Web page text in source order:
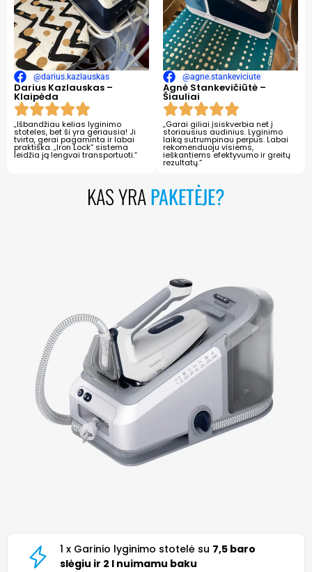
@darius.kazlauskas
Darius Kazlauskas –
Klaipėda
„Išbandžiau kelias lyginimo
stoteles, bet ši yra geriausia! Ji
tvirta, gerai pagaminta ir labai
praktiška. „Iron Lock“ sistema
leidžia ją lengvai transportuoti.“
@agne.stankeviciute
Agnė Stankevičiūtė –
Šiauliai
„Garai giliai įsiskverbia net į
storiausius audinius. Lyginimo
laiką sutrumpinau perpus. Labai
rekomenduoju visiems,
ieškantiems efektyvumo ir greitų
rezultatų.“
KAS YRAPAKETĖJE?
1 x Garinio lyginimo stotelė su 7,5 baro
slėgiu ir 2 l nuimamu baku